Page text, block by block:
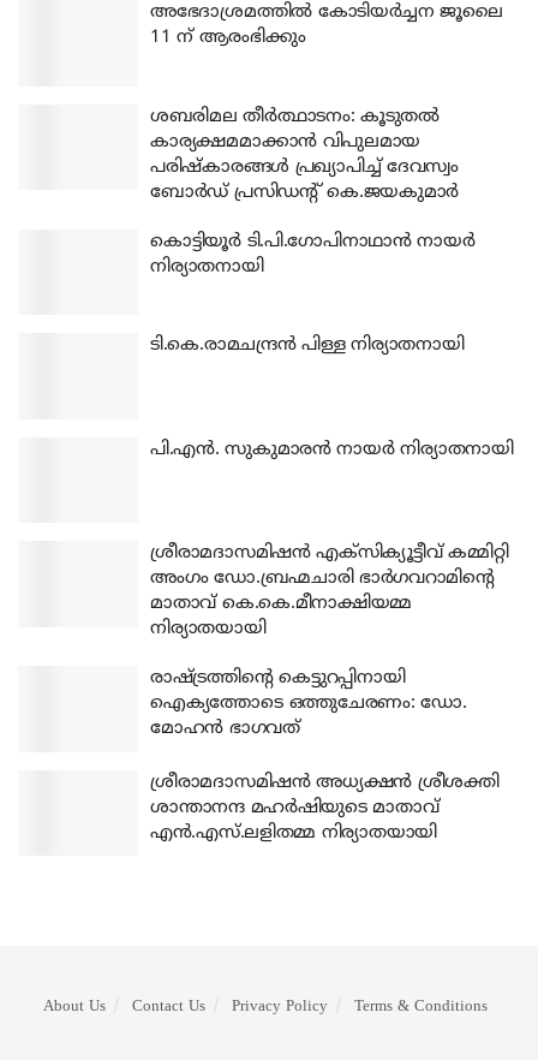
അഭേദാശ്രമത്തില്‍ കോടിയര്‍ച്ചന ജൂലൈ
11 ന് ആരംഭിക്കും
ശബരിമല തീര്‍ത്ഥാടനം: കൂടുതല്‍
കാര്യക്ഷമമാക്കാന്‍ വിപുലമായ
പരിഷ്‌കാരങ്ങള്‍ പ്രഖ്യാപിച്ച് ദേവസ്വം
ബോര്‍ഡ് പ്രസിഡന്റ് കെ.ജയകുമാര്‍
കൊട്ടിയൂര്‍ ടി.പി.ഗോപിനാഥാന്‍ നായര്‍
നിര്യാതനായി
ടി.കെ.രാമചന്ദ്രന്‍ പിള്ള നിര്യാതനായി
പി.എന്‍. സുകുമാരന്‍ നായര്‍ നിര്യാതനായി
ശ്രീരാമദാസമിഷന്‍ എക്‌സിക്യൂട്ടീവ് കമ്മിറ്റി
അംഗം ഡോ.ബ്രഹ്മചാരി ഭാര്‍ഗവറാമിന്റെ
മാതാവ് കെ.കെ.മീനാക്ഷിയമ്മ
നിര്യാതയായി
രാഷ്ട്രത്തിന്റെ കെട്ടുറപ്പിനായി
ഐക്യത്തോടെ ഒത്തുചേരണം: ഡോ.
മോഹന്‍ ഭാഗവത്
ശ്രീരാമദാസമിഷന്‍ അധ്യക്ഷന്‍ ശ്രീശക്തി
ശാന്താനന്ദ മഹര്‍ഷിയുടെ മാതാവ്
എന്‍.എസ്.ലളിതമ്മ നിര്യാതയായി
About Us Contact Us Privacy Policy Terms & Conditions